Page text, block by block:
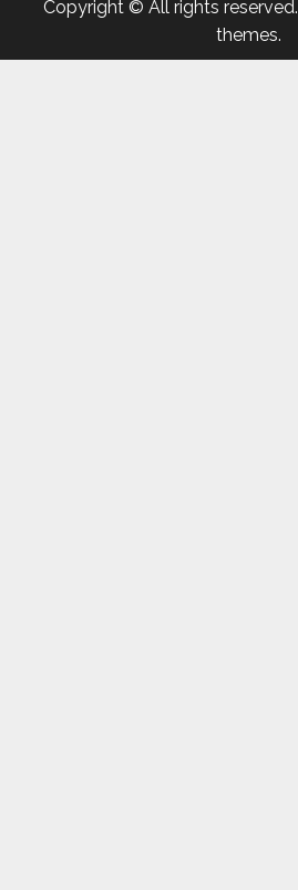
Copyright © All rights reserved.
themes.